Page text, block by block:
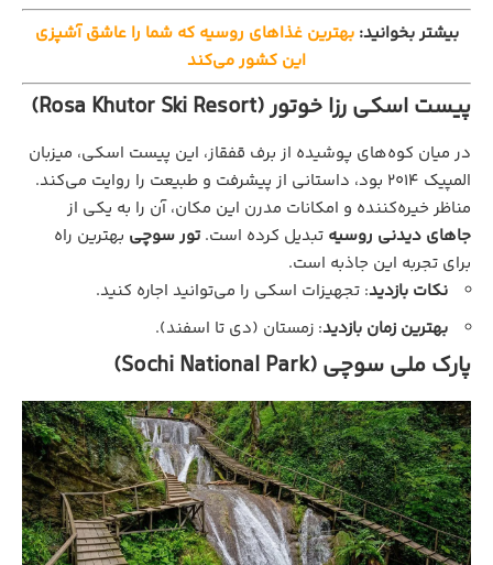
بیشتر بخوانید:بهترین غذاهای روسیه که شما را عاشق آشپزی
این کشور می‌کند
پیست اسکی رزا خوتور (Rosa Khutor Ski Resort)
در میان کوه‌های پوشیده از برف قفقاز، این پیست اسکی، میزبان
المپیک ۲۰۱۴ بود، داستانی از پیشرفت و طبیعت را روایت می‌کند.
مناظر خیره‌کننده و امکانات مدرن این مکان، آن را به یکی از
جاهای دیدنی روسیه تبدیل کرده است. تور سوچی بهترین راه
برای تجربه این جاذبه است.
نکات بازدید: تجهیزات اسکی را می‌توانید اجاره کنید.
بهترین زمان بازدید: زمستان (دی تا اسفند).
پارک ملی سوچی (Sochi National Park)